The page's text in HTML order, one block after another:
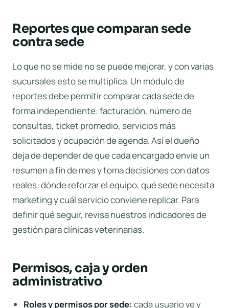
Reportes que comparan sede
contra sede
Lo que no se mide no se puede mejorar, y con varias
sucursales esto se multiplica. Un módulo de
reportes debe permitir comparar cada sede de
forma independiente: facturación, número de
consultas, ticket promedio, servicios más
solicitados y ocupación de agenda. Así el dueño
deja de depender de que cada encargado envíe un
resumen a fin de mes y toma decisiones con datos
reales: dónde reforzar el equipo, qué sede necesita
marketing y cuál servicio conviene replicar. Para
definir qué seguir, revisa nuestrosindicadores de
gestión para clínicas veterinarias.
Permisos, caja y orden
administrativo
Roles y permisos por sede: cada usuario ve y